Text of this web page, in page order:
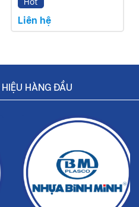
Liên hệ
HÀNG ĐẦU